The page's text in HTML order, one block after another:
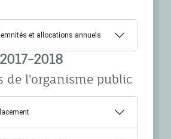
et allocations annuels
2018
de l'organisme public